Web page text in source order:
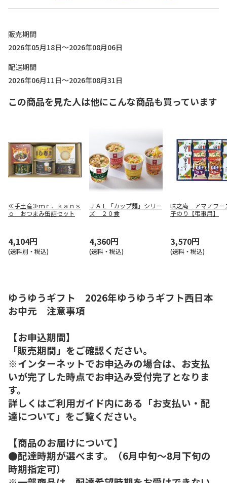
販売期間
2026年05月18日～2026年08月06日
配送期間
2026年06月11日～2026年08月31日
この商品を見た人は他にこんな商品も買っています
≪手土産≫ｍｒ．ｋａｎｓ
ｏ おつまみ缶詰セット
4,104円
(送料別・税込)
ＪＡＬ「カップ麺」シリー
ズ ２０食
4,360円
(送料・税込)
味之庵 アマノフー
子のり【弔事用】
3,570円
(送料・税込)
ゆうゆうギフト 2026年ゆうゆうギフト西日本
お中元 注意事項
【お申込期間】
「販売期間」をご確認ください。
※インターネットでお申込みの場合は、お支払
いが完了した時点でお申込み受付完了となりま
す。
詳しくはご利用ガイド内にある「お支払い・配
達について」をご覧ください。
【商品のお届けについて】
●配達時期が選べます。（6月中旬～8月下旬の
時期指定可）